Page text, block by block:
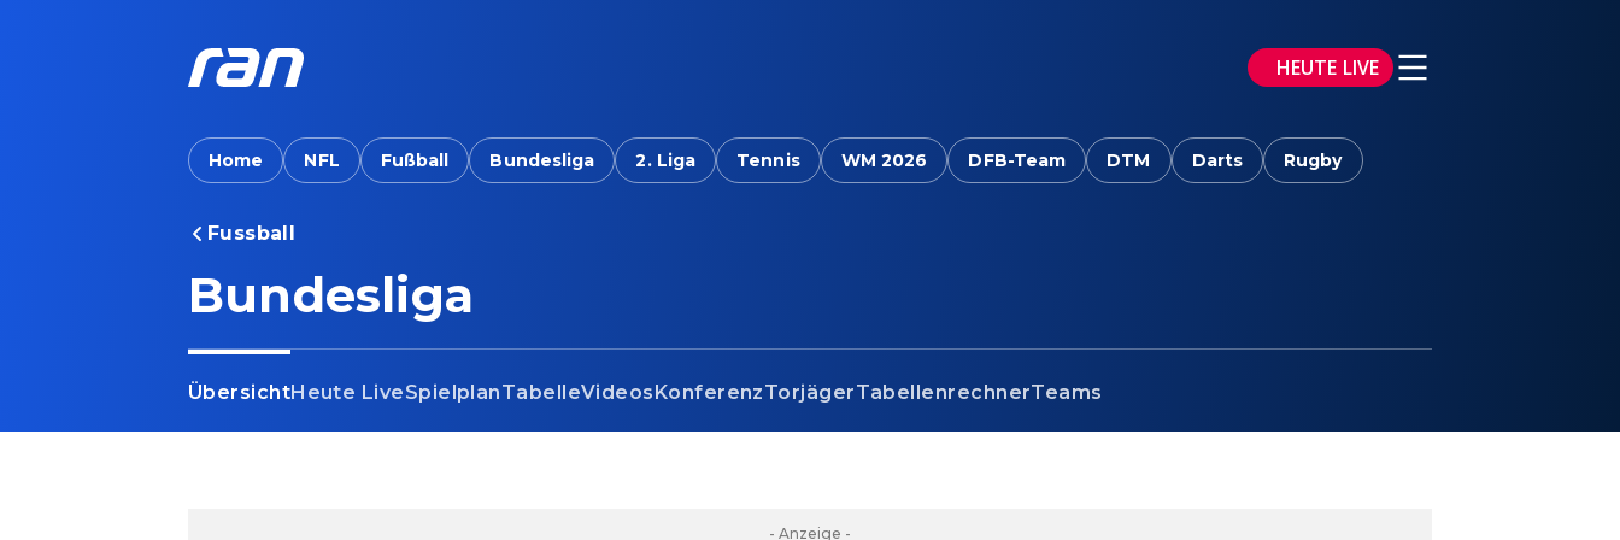
HEUTE LIVE
Home NFL Fußball Bundesliga 2. Liga Tennis WM 2026 DFB-Team DTM Darts Rugby
Fussball
Bundesliga
ÜbersichtHeute LiveSpielplanTabelleVideosKonferenzTorjägerTabellenrechnerTeams
- Anzeige -